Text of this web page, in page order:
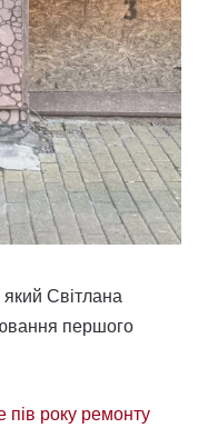
Світлана
першого
пів року ремонту